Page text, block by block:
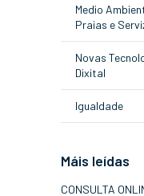
Medio
Praias e
Novas
Dixital
Igualdade
Máis leídas
CONSULTA